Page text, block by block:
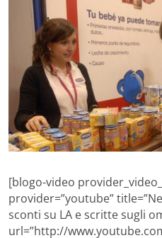
[blogo-video
provider=”youtube”
sconti su LA e scritte sugli
url=”http://